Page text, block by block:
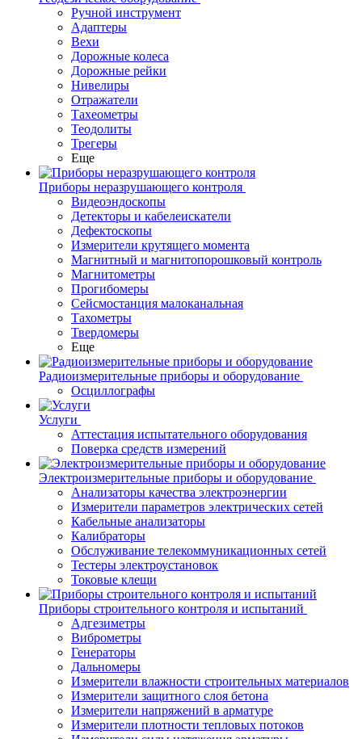
Ручной инструмент
Адаптеры
Вехи
Дорожные колеса
Дорожные рейки
Нивелиры
Отражатели
Тахеометры
Теодолиты
Трегеры
Еще
Приборы неразрушающего контроля
Видеоэндоскопы
Детекторы и кабелеискатели
Дефектоскопы
Измерители крутящего момента
Магнитный и магнитопорошковый контроль
Магнитометры
Прогибомеры
Сейсмостанция малоканальная
Тахометры
Твердомеры
Еще
Радиоизмерительные приборы и оборудование
Осциллографы
Услуги
Аттестация испытательного оборудования
Поверка средств измерений
Электроизмерительные приборы и оборудование
Анализаторы качества электроэнергии
Измерители параметров электрических сетей
Кабельные анализаторы
Калибраторы
Обслуживание телекоммуникационных сетей
Тестеры электроустановок
Токовые клещи
Приборы строительного контроля и испытаний
Адгезиметры
Виброметры
Генераторы
Дальномеры
Измерители влажности строительных материалов
Измерители защитного слоя бетона
Измерители напряжений в арматуре
Измерители плотности тепловых потоков